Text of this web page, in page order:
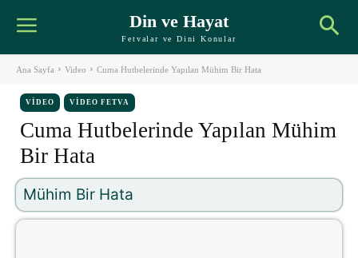
Din ve Hayat
Fetvalar ve Dini Konular
Ana Sayfa Video Cuma Hutbelerinde Yapılan Mühim Bir Hata
VIDEO VIDEO FETVA
Cuma Hutbelerinde Yapılan Mühim
Bir Hata
Mühim Bir Hata